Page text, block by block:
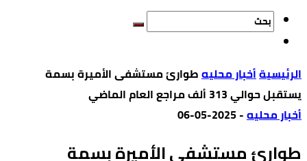
‫الرئيسية‬أخبار محليهطوارئ مستشفى الأميرة بسمة
يستقبل حوالي 313 ألف مراجع العام الماضي
أخبار محليه-
2025-05-06
طوارئ مستشفى الأميرة بسمة